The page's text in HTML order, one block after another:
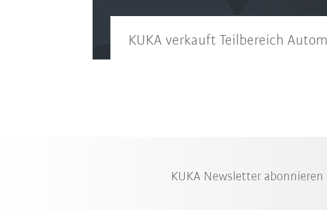
KUKA verkauft Teilbereich
KUKA Newsletter abonnieren